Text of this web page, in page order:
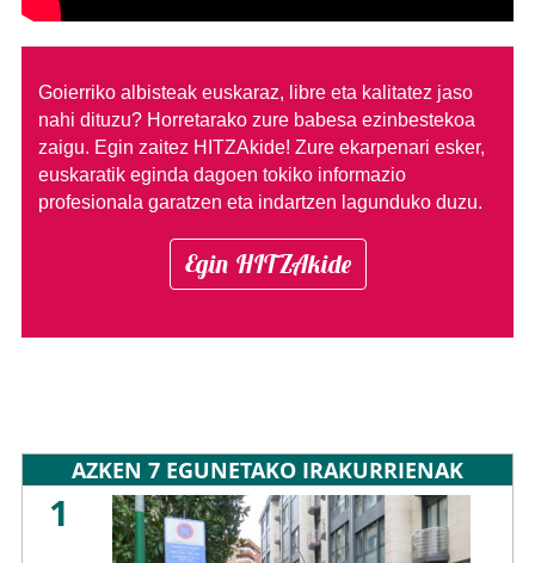
Goierriko albisteak euskaraz, libre eta kalitatez jaso
nahi dituzu? Horretarako zure babesa ezinbestekoa
zaigu. Egin zaitez HITZAkide! Zure ekarpenari esker,
euskaratik eginda dagoen tokiko informazio
profesionala garatzen eta indartzen lagunduko duzu.
Egin HITZAkide
AZKEN 7 EGUNETAKO IRAKURRIENAK
1